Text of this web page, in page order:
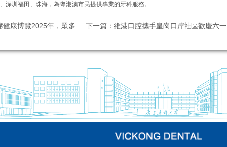
深圳福田、珠海，為粵港澳市民提供專業的牙科服務。
覽2025年，眾多明星好友來助陣！ 下一篇： 維港口腔攜手皇崗口岸社區歡慶六一兒童節